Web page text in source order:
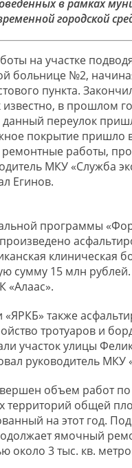
в рамках
городской
на участке
больнице №2,
пункта.
в прошлом
переулок
покрытие пришло
работы,
МКУ «Служба
Егинов.
программы
клиническая
сумму 15 млн
«Алаас».
«ЯРКБ» также
тротуаров и
участок улицы
руководитель МКУ
объем работ
территорий общей
на этот год.
ямочный
около 3 тыс. кв.